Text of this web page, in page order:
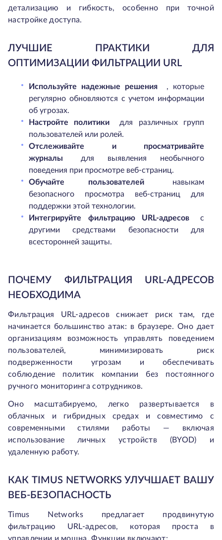
детализацию и гибкость, особенно при точной
настройке доступа.
ЛУЧШИЕ ПРАКТИКИ ДЛЯ
ОПТИМИЗАЦИИ ФИЛЬТРАЦИИ URL
Используйте надежные решения
, которые
регулярно обновляются с учетом информации
об угрозах.
Настройте политики
для различных групп
пользователей или ролей.
Отслеживайте и просматривайте
журналы
для выявления необычного
поведения при просмотре веб-страниц.
Обучайте пользователей
навыкам
безопасного просмотра веб-страниц для
поддержки этой технологии.
Интегрируйте фильтрацию URL-адресов
с
другими средствами безопасности для
всесторонней защиты.
ПОЧЕМУ ФИЛЬТРАЦИЯ URL-АДРЕСОВ
НЕОБХОДИМА
Фильтрация URL-адресов снижает риск там, где
начинается большинство атак: в браузере. Оно дает
организациям возможность управлять поведением
пользователей, минимизировать риск
подверженности угрозам и обеспечивать
соблюдение политик компании без постоянного
ручного мониторинга сотрудников.
Оно масштабируемо, легко развертывается в
облачных и гибридных средах и совместимо с
современными стилями работы — включая
использование личных устройств (BYOD) и
удаленную работу.
КАК TIMUS NETWORKS УЛУЧШАЕТ ВАШУ
ВЕБ-БЕЗОПАСНОСТЬ
Timus Networks предлагает продвинутую
фильтрацию URL-адресов, которая проста в